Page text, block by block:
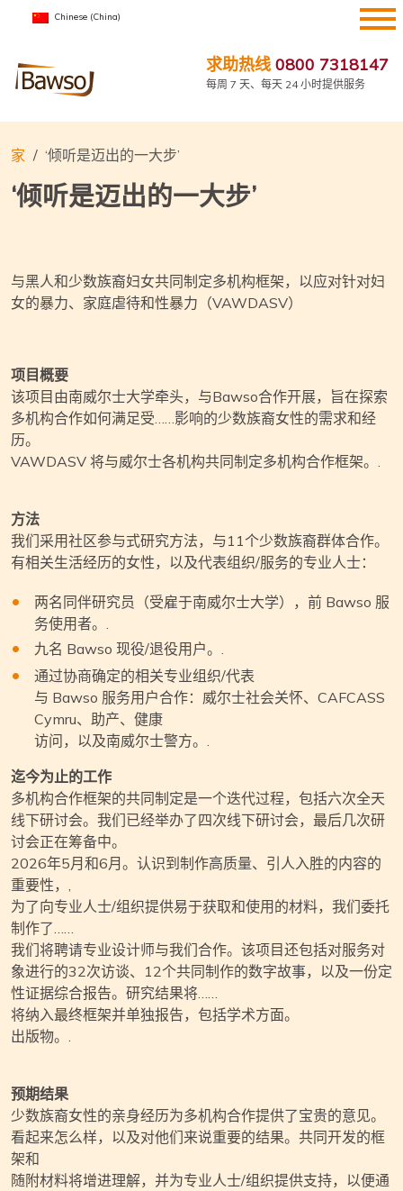
Chinese (China)
求助热线 0800 7318147
每周 7 天、每天 24 小时提供服务
家 ‘倾听是迈出的一大步’
‘倾听是迈出的一大步’
与黑人和少数族裔妇女共同制定多机构框架，以应对针对妇
女的暴力、家庭虐待和性暴力（VAWDASV）
项目概要
该项目由南威尔士大学牵头，与Bawso合作开展，旨在探索
多机构合作如何满足受……影响的少数族裔女性的需求和经
历。
VAWDASV 将与威尔士各机构共同制定多机构合作框架。.
方法
我们采用社区参与式研究方法，与11个少数族裔群体合作。
有相关生活经历的女性，以及代表组织/服务的专业人士：
两名同伴研究员（受雇于南威尔士大学），前 Bawso 服
务使用者。.
九名 Bawso 现役/退役用户。.
通过协商确定的相关专业组织/代表
与 Bawso 服务用户合作：威尔士社会关怀、CAFCASS
Cymru、助产、健康
访问，以及南威尔士警方。.
迄今为止的工作
多机构合作框架的共同制定是一个迭代过程，包括六次全天
线下研讨会。我们已经举办了四次线下研讨会，最后几次研
讨会正在筹备中。
2026年5月和6月。认识到制作高质量、引人入胜的内容的
重要性，,
为了向专业人士/组织提供易于获取和使用的材料，我们委托
制作了……
我们将聘请专业设计师与我们合作。该项目还包括对服务对
象进行的32次访谈、12个共同制作的数字故事，以及一份定
性证据综合报告。研究结果将……
将纳入最终框架并单独报告，包括学术方面。
出版物。.
预期结果
少数族裔女性的亲身经历为多机构合作提供了宝贵的意见。
看起来怎么样，以及对他们来说重要的结果。共同开发的框
架和
随附材料将增进理解，并为专业人士/组织提供支持，以便通